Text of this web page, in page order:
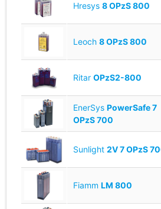
Hresys 8 OPzS 800
Leoch 8 OPzS 800
Ritar OPzS2-800
EnerSys PowerSafe 7
OPzS 700
Sunlight 2V 7 OPzS
Fiamm LM 800